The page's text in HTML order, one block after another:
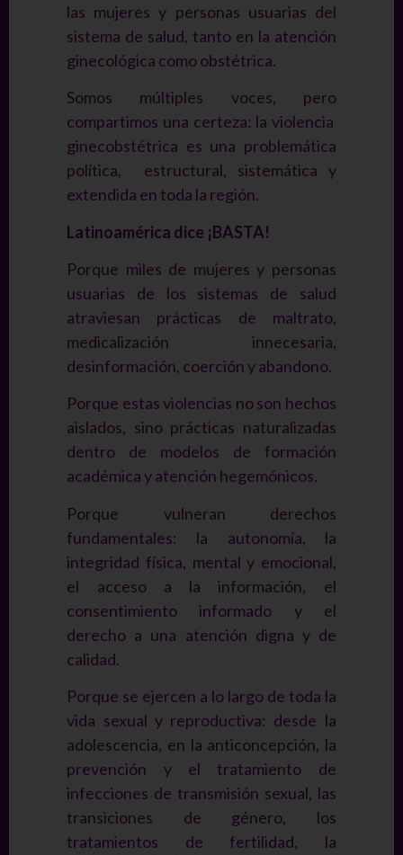
las mujeres y personas usuarias del
sistema de salud, tanto en la atención
ginecológica como obstétrica.
Somos múltiples voces, pero
compartimos una certeza: la violencia
ginecobstétrica es una problemática
política, estructural, sistemática y
extendida en toda la región.
Latinoamérica dice ¡BASTA!
Porque miles de mujeres y personas
usuarias de los sistemas de salud
atraviesan prácticas de maltrato,
medicalización innecesaria,
desinformación, coerción y abandono.
Porque estas violencias no son hechos
aislados, sino prácticas naturalizadas
dentro de modelos de formación
académica y atención hegemónicos.
Porque vulneran derechos
fundamentales: la autonomía, la
integridad física, mental y emocional,
el acceso a la información, el
consentimiento informado y el
derecho a una atención digna y de
calidad.
Porque se ejercen a lo largo de toda la
vida sexual y reproductiva: desde la
adolescencia, en la anticoncepción, la
prevención y el tratamiento de
infecciones de transmisión sexual, las
transiciones de género, los
tratamientos de fertilidad, la